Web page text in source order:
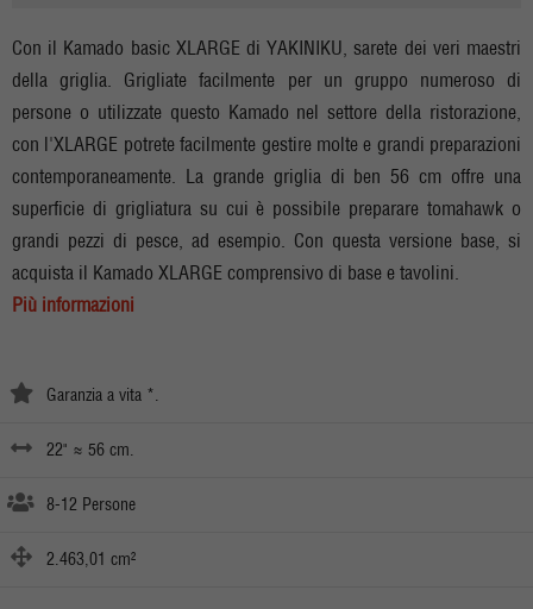
Con il Kamado basic XLARGE di YAKINIKU, sarete dei veri maestri
della griglia. Grigliate facilmente per un gruppo numeroso di
persone o utilizzate questo Kamado nel settore della ristorazione,
con l'XLARGE potrete facilmente gestire molte e grandi preparazioni
contemporaneamente. La grande griglia di ben 56 cm offre una
superficie di grigliatura su cui è possibile preparare tomahawk o
grandi pezzi di pesce, ad esempio. Con questa versione base, si
acquista il Kamado XLARGE comprensivo di base e tavolini.
Più informazioni
Garanzia a vita *.
22" ≈ 56 cm.
8-12 Persone
2.463,01 cm²